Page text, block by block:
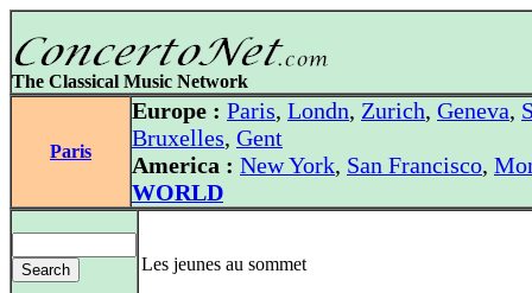
The Classical Music Network
Paris
Europe : Paris, Londn, Zurich, Geneva,
Bruxelles, Gent
America : New York, San Francisco,
WORLD
Les jeunes au sommet